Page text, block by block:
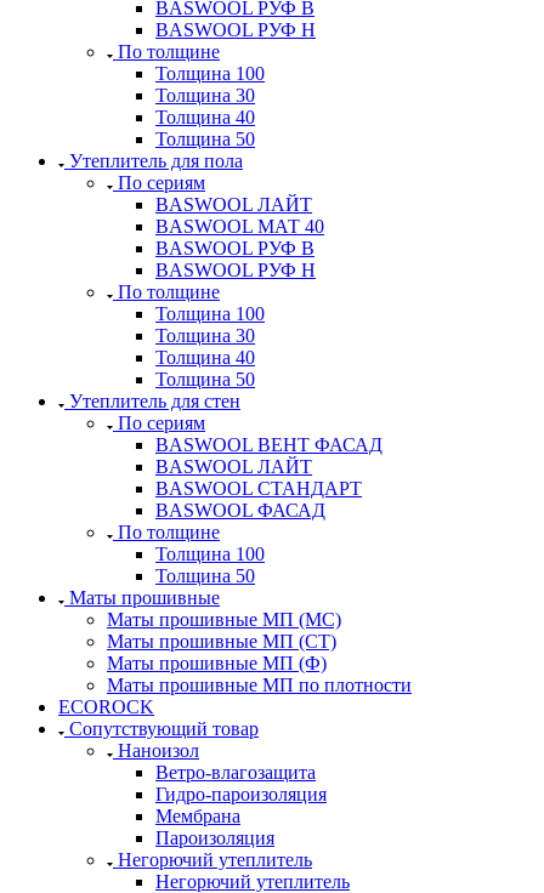
BASWOOL РУФ В
BASWOOL РУФ Н
По толщине
Толщина 100
Толщина 30
Толщина 40
Толщина 50
Утеплитель для пола
По сериям
BASWOOL ЛАЙТ
BASWOOL МАТ 40
BASWOOL РУФ В
BASWOOL РУФ Н
По толщине
Толщина 100
Толщина 30
Толщина 40
Толщина 50
Утеплитель для стен
По сериям
BASWOOL ВЕНТ ФАСАД
BASWOOL ЛАЙТ
BASWOOL СТАНДАРТ
BASWOOL ФАСАД
По толщине
Толщина 100
Толщина 50
Маты прошивные
Маты прошивные МП (МС)
Маты прошивные МП (СТ)
Маты прошивные МП (Ф)
Маты прошивные МП по плотности
ECOROCK
Сопутствующий товар
Наноизол
Ветро-влагозащита
Гидро-пароизоляция
Мембрана
Пароизоляция
Негорючий утеплитель
Негорючий утеплитель